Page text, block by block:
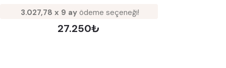
3.027,78 x 9 ayödeme seçeneği!
27.250₺